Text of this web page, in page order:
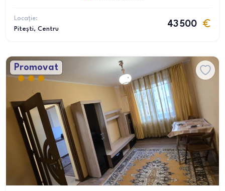
Locație:
Pitești, Centru
43 500
Promovat